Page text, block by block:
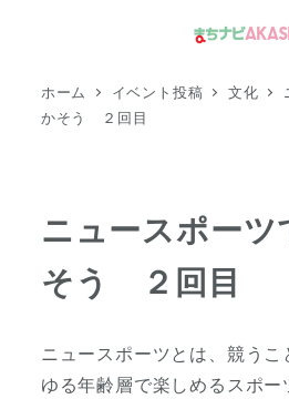
ホーム イベント投稿 文化
かそう ２回目
ニュースポー
そう ２回目
ニュースポーツとは、競う
ゆる年齢層で楽しめるスポー